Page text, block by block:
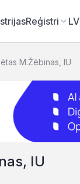
Reģistri LV
M.Žēbinas, IU
IU